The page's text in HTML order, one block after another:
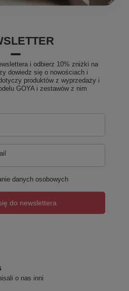
i odbierz 10% zniżki na
dowiedz się o nowościach i
produktów z wyprzedaży i
GOYA i zestawów z nim
danych osobowych
do newslettera
o nas inni